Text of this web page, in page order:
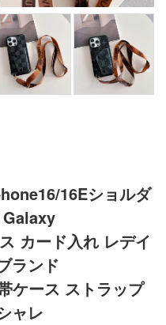
16Eショルダ
Galaxy
カード入れ レデイ
ランド
ケース ストラップ
ャレ